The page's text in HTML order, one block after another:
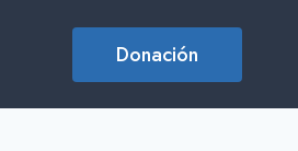
Donación